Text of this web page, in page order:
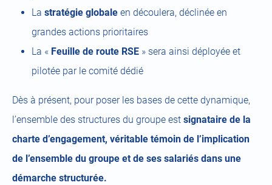
La stratégie globale en découlera, déclinée en
grandes actions prioritaires
La « Feuille de route RSE » sera ainsi déployée et
pilotée par le comité dédié
Dès à présent, pour poser les bases de cette dynamique,
l’ensemble des structures du groupe est signataire de la
charte d’engagement, véritable témoin de l’implication
de l’ensemble du groupe et de ses salariés dans une
démarche structurée.